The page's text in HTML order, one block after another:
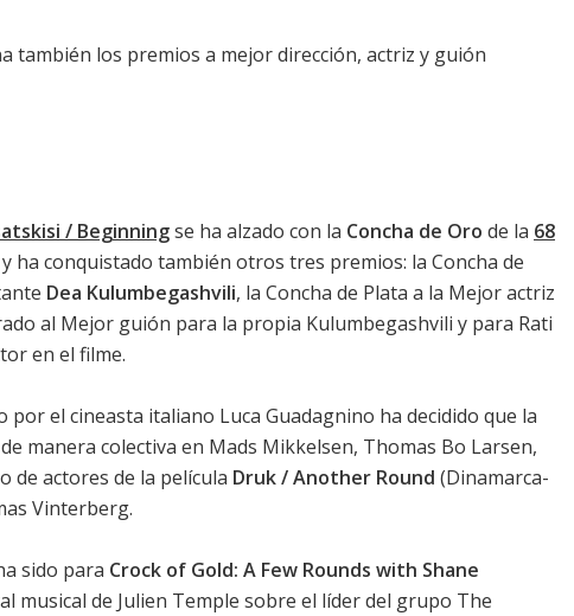
también los premios a mejor dirección, actriz y guión
/ Beginningse ha alzado con la Concha de Oro de la 68
y ha conquistado también otros tres premios: la Concha de
Dea Kulumbegashvili, la Concha de Plata a la Mejor actriz
al Mejor guión para la propia Kulumbegashvili y para Rati
en el filme.
el cineasta italiano Luca Guadagnino ha decidido que la
manera colectiva en Mads Mikkelsen, Thomas Bo Larsen,
de actores de la película Druk / Another Round (Dinamarca-
Vinterberg.
sido para Crock of Gold: A Few Rounds with Shane
musical de Julien Temple sobre el líder del grupo The